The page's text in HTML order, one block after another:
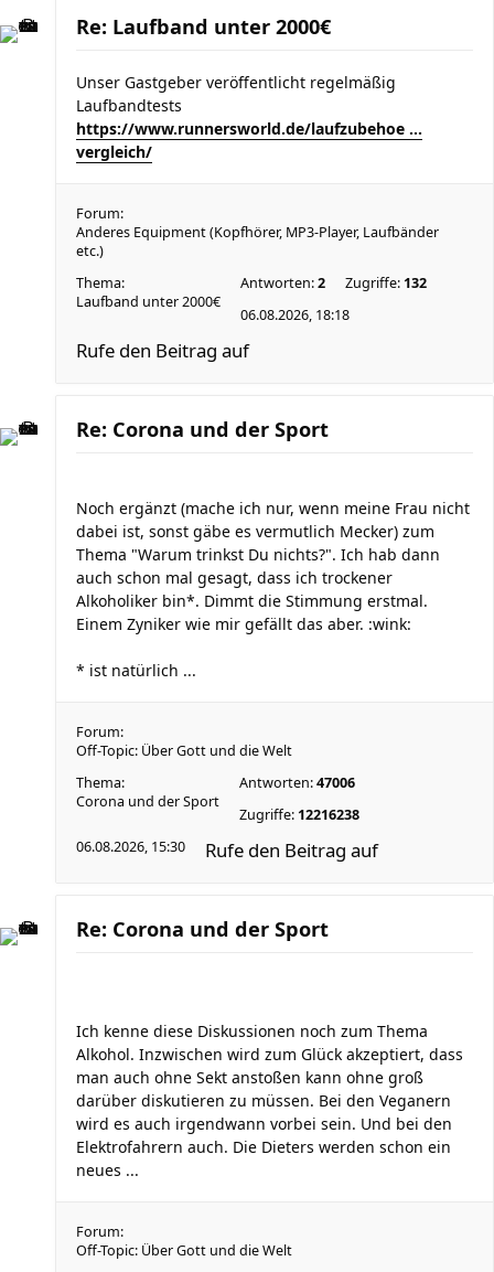
Re: Laufband unter 2000€
Unser Gastgeber veröffentlicht regelmäßig
Laufbandtests
https://www.runnersworld.de/laufzubehoe ...
vergleich/
Forum:
Anderes Equipment (Kopfhörer, MP3-Player, Laufbänder
etc.)
Thema:
Laufband unter 2000€
Antworten:2 Zugriffe: 132
06.08.2026, 18:18
Rufe den Beitrag auf
Re: Corona und der Sport
Noch ergänzt (mache ich nur, wenn meine Frau nicht
dabei ist, sonst gäbe es vermutlich Mecker) zum
Thema "Warum trinkst Du nichts?". Ich hab dann
auch schon mal gesagt, dass ich trockener
Alkoholiker bin*. Dimmt die Stimmung erstmal.
Einem Zyniker wie mir gefällt das aber. :wink:
* ist natürlich ...
Forum:
Off-Topic: Über Gott und die Welt
Thema:
Corona und der Sport
Antworten:47006
Zugriffe: 12216238
06.08.2026, 15:30
Rufe den Beitrag auf
Re: Corona und der Sport
Ich kenne diese Diskussionen noch zum Thema
Alkohol. Inzwischen wird zum Glück akzeptiert, dass
man auch ohne Sekt anstoßen kann ohne groß
darüber diskutieren zu müssen. Bei den Veganern
wird es auch irgendwann vorbei sein. Und bei den
Elektrofahrern auch. Die Dieters werden schon ein
neues ...
Forum:
Off-Topic: Über Gott und die Welt